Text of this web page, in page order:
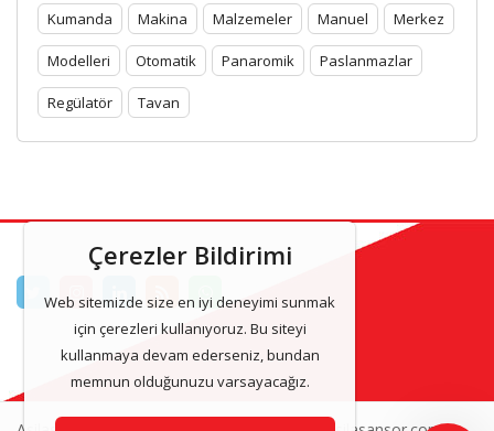
Kumanda Makina Malzemeler Manuel Merkez
Modelleri Otomatik Panaromik Paslanmazlar
Regülatör Tavan
Çerezler Bildirimi
Web sitemizde size en iyi deneyimi sunmak
için çerezleri kullanıyoruz. Bu siteyi
kullanmaya devam ederseniz, bundan
memnun olduğunuzu varsayacağız.